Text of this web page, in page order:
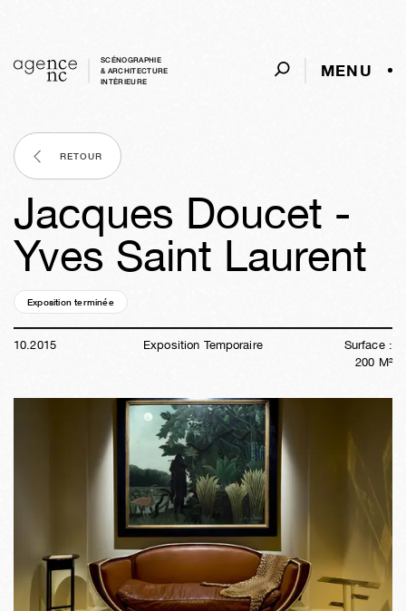
SCÉNOGRAPHIE
& ARCHITECTURE
INTÈRIEURE
MENU
RETOUR
Jacques Doucet -
Yves Saint Laurent
Exposition terminée
10.2015 Exposition Temporaire
Surface :
200 M²